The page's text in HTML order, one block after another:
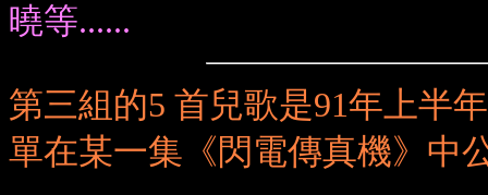
曉等......
第三組的5 首兒歌是91年上半
單在某一集《閃電傳真機》中